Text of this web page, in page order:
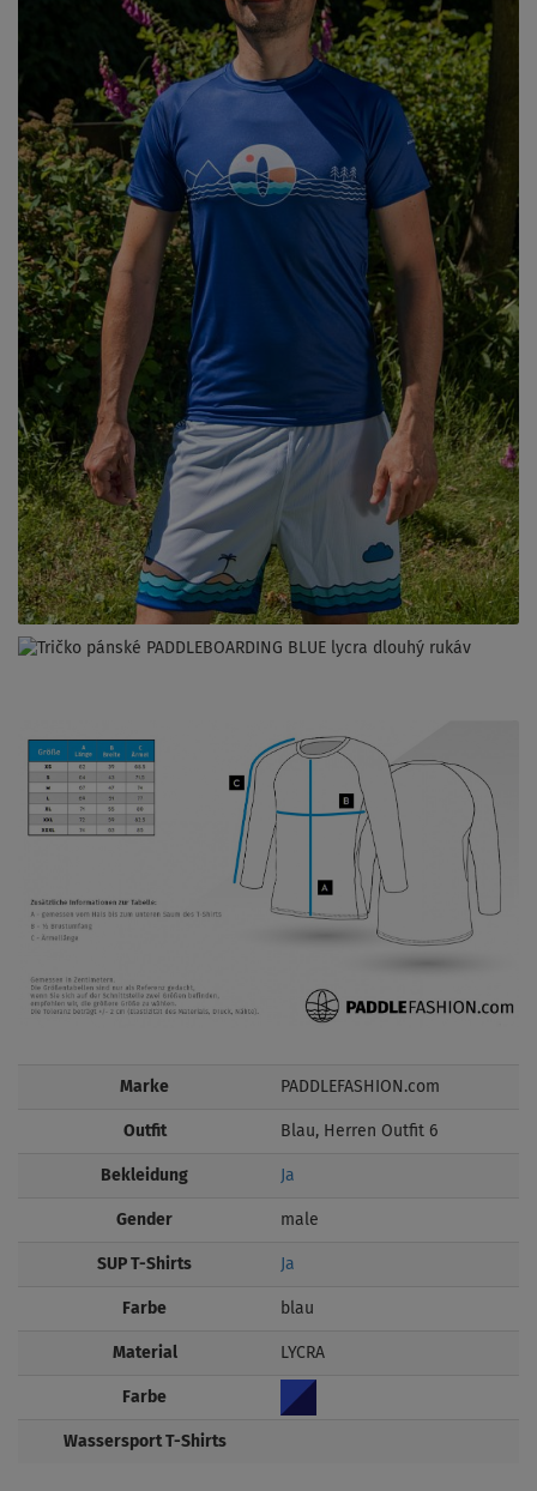
Marke PADDLEFASHION.com
Outfit Blau, Herren Outfit 6
Bekleidung Ja
Gender male
SUP T-Shirts Ja
Farbe blau
Material LYCRA
Farbe
Wassersport T-Shirts